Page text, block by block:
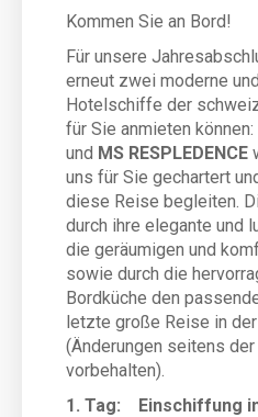
Kommen Sie an Bord!
Für unsere
erneut zwei moderne
Hotelschiffe der
für Sie anmieten können:
und MS RESPLEDENCE
uns für Sie gechartert
diese Reise begleiten.
durch ihre elegante und
die geräumigen und
sowie durch die
Bordküche den
letzte große Reise in
(Änderungen seitens
vorbehalten).
1. Tag: Einschiffung